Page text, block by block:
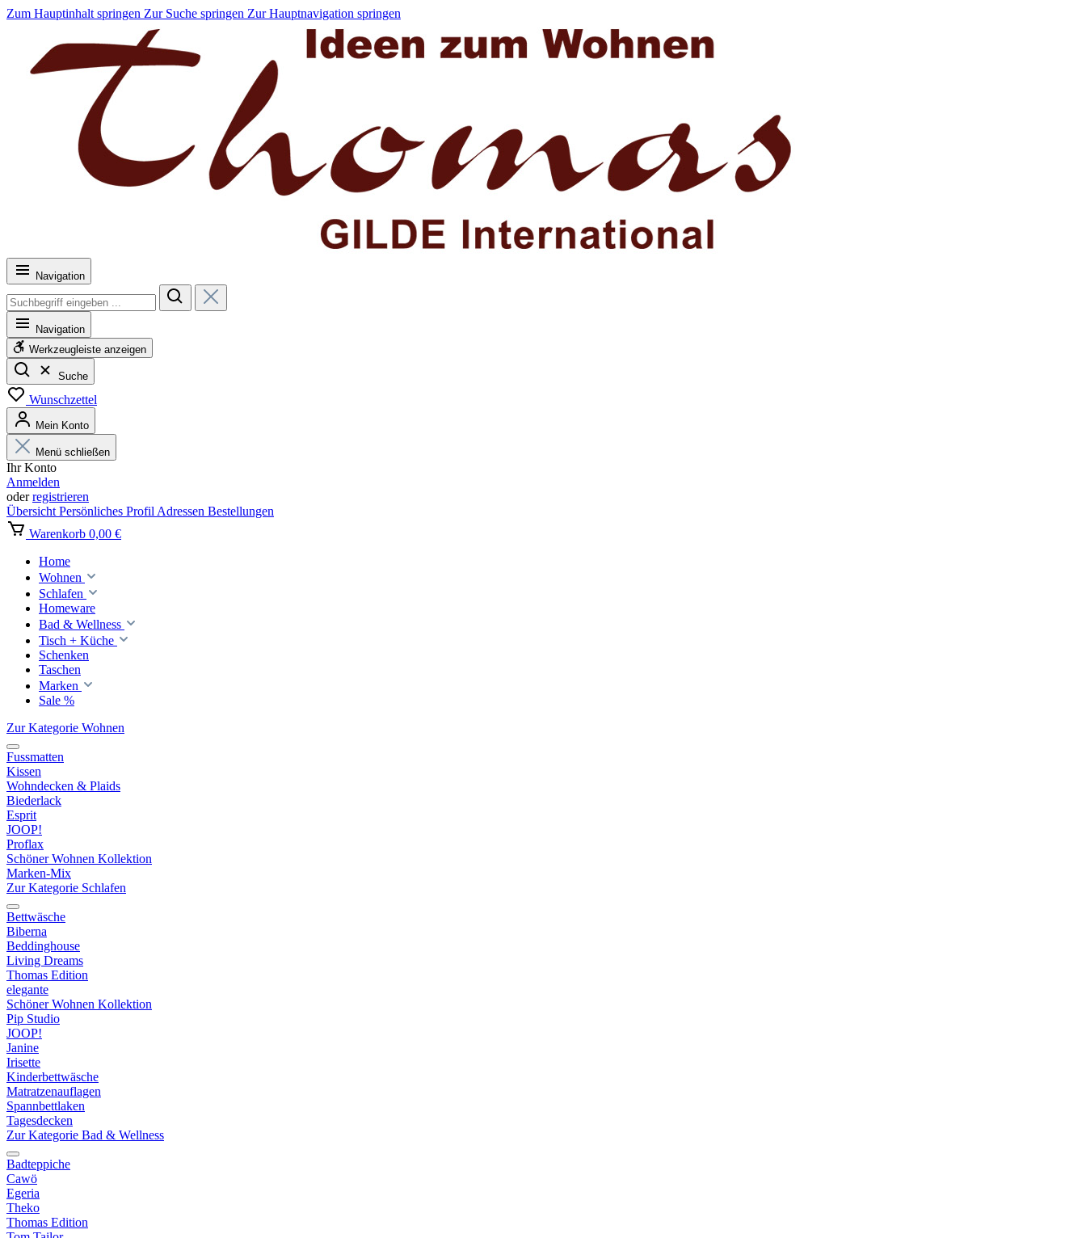
Zum Hauptinhalt springen Zur Suche springen Zur Hauptnavigation springen
Navigation
Navigation
Werkzeugleiste anzeigen
Suche
Wunschzettel
Mein Konto
Menü schließen
Ihr Konto
Anmelden
oderregistrieren
Übersicht Persönliches Profil Adressen Bestellungen
Warenkorb 0,00 €
Home
Wohnen
Schlafen
Homeware
Bad & Wellness
Tisch + Küche
Schenken
Taschen
Marken
Sale %
Zur Kategorie Wohnen
Fussmatten
Kissen
Wohndecken & Plaids
Biederlack
Esprit
JOOP!
Proflax
Schöner Wohnen Kollektion
Marken-Mix
Zur Kategorie Schlafen
Bettwäsche
Biberna
Beddinghouse
Living Dreams
Thomas Edition
elegante
Schöner Wohnen Kollektion
Pip Studio
JOOP!
Janine
Irisette
Kinderbettwäsche
Matratzenauflagen
Spannbettlaken
Tagesdecken
Zur Kategorie Bad & Wellness
Badteppiche
Cawö
Egeria
Theko
Thomas Edition